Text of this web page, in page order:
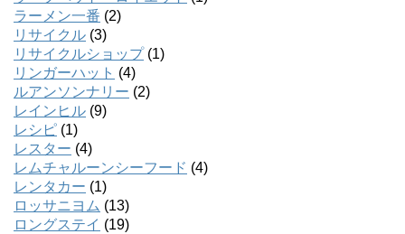
ラーメン一番 (2)
リサイクル (3)
リサイクルショップ(1)
リンガーハット (4)
ルアンソンナリー (2)
レインヒル (9)
レシピ (1)
レスター (4)
レムチャルーンシーフード (4)
レンタカー (1)
ロッサニヨム (13)
ロングステイ (19)